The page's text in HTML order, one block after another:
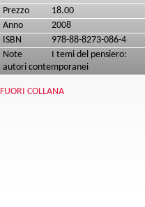
Prezzo
18.00
Anno
2008
ISBN
978-88-8273-086-4
Note
I temi del pensiero:
autori contemporanei
FUORI COLLANA